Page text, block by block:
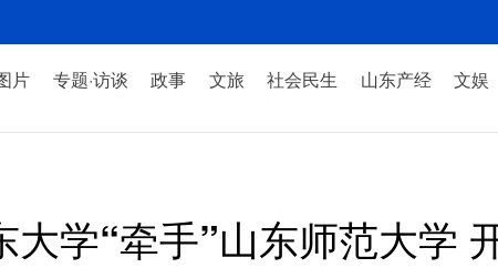
片 专题·访谈 政事 文旅 社会民生 山东产经 文娱
大学“牵手”山东师范大学